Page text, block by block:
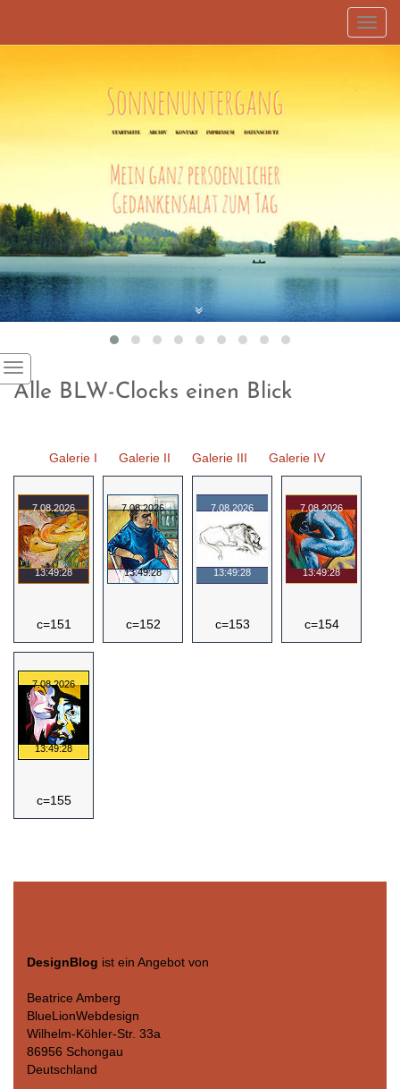
Alle BLW-Clocks einen Blick
Galerie I Galerie II Galerie III Galerie IV
c=151 c=152 c=153 c=154
c=155
DesignBlog ist ein Angebot von
Beatrice Amberg
BlueLionWebdesign
Wilhelm-Köhler-Str. 33a
86956 Schongau
Deutschland